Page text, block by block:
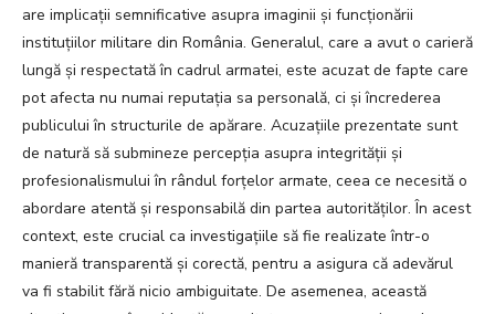
are implicații semnificative asupra imaginii și funcționării
instituțiilor militare din România. Generalul, care a avut o carieră
lungă și respectată în cadrul armatei, este acuzat de fapte care
pot afecta nu numai reputația sa personală, ci și încrederea
publicului în structurile de apărare. Acuzațiile prezentate sunt
de natură să submineze percepția asupra integrității și
profesionalismului în rândul forțelor armate, ceea ce necesită o
abordare atentă și responsabilă din partea autorităților. În acest
context, este crucial ca investigațiile să fie realizate într-o
manieră transparentă și corectă, pentru a asigura că adevărul
va fi stabilit fără nicio ambiguitate. De asemenea, această